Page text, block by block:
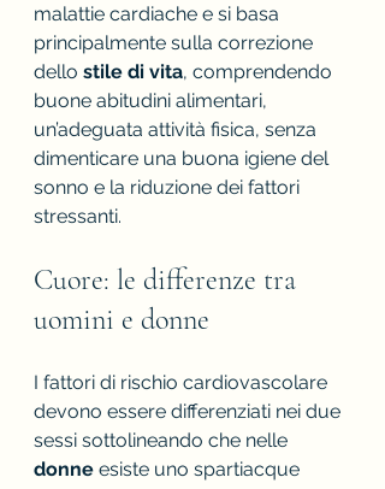
malattie cardiache e si basa
principalmente sulla correzione
dello stile di vita, comprendendo
buone abitudini alimentari,
un’adeguata attività fisica, senza
dimenticare una buona igiene del
sonno e la riduzione dei fattori
stressanti.
Cuore: le differenze tra
uomini e donne
I fattori di rischio cardiovascolare
devono essere differenziati nei due
sessi sottolineando che nelle
donne esiste uno spartiacque